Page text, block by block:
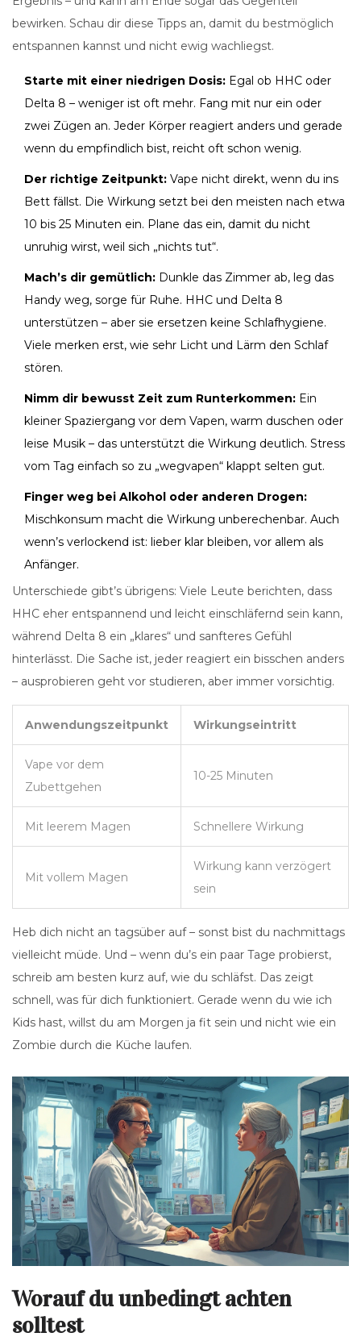
bewirken. Schau dir diese Tipps an, damit du bestmöglich
entspannen kannst und nicht ewig wachliegst.
Starte mit einer niedrigen Dosis: Egal ob HHC oder
Delta 8 – weniger ist oft mehr. Fang mit nur ein oder
zwei Zügen an. Jeder Körper reagiert anders und gerade
wenn du empfindlich bist, reicht oft schon wenig.
Der richtige Zeitpunkt: Vape nicht direkt, wenn du ins
Bett fällst. Die Wirkung setzt bei den meisten nach etwa
10 bis 25 Minuten ein. Plane das ein, damit du nicht
unruhig wirst, weil sich „nichts tut“.
Mach’s dir gemütlich: Dunkle das Zimmer ab, leg das
Handy weg, sorge für Ruhe. HHC und Delta 8
unterstützen – aber sie ersetzen keine Schlafhygiene.
Viele merken erst, wie sehr Licht und Lärm den Schlaf
stören.
Nimm dir bewusst Zeit zum Runterkommen: Ein
kleiner Spaziergang vor dem Vapen, warm duschen oder
leise Musik – das unterstützt die Wirkung deutlich. Stress
vom Tag einfach so zu „wegvapen“ klappt selten gut.
Finger weg bei Alkohol oder anderen Drogen:
Mischkonsum macht die Wirkung unberechenbar. Auch
wenn’s verlockend ist: lieber klar bleiben, vor allem als
Anfänger.
Unterschiede gibt’s übrigens: Viele Leute berichten, dass
HHC eher entspannend und leicht einschläfernd sein kann,
während Delta 8 ein „klares“ und sanfteres Gefühl
hinterlässt. Die Sache ist, jeder reagiert ein bisschen anders
– ausprobieren geht vor studieren, aber immer vorsichtig.
Anwendungszeitpunkt Wirkungseintritt
Vape vor dem
Zubettgehen
10-25 Minuten
Mit leerem Magen Schnellere Wirkung
Mit vollem Magen
Wirkung kann verzögert
sein
Heb dich nicht an tagsüber auf – sonst bist du nachmittags
vielleicht müde. Und – wenn du’s ein paar Tage probierst,
schreib am besten kurz auf, wie du schläfst. Das zeigt
schnell, was für dich funktioniert. Gerade wenn du wie ich
Kids hast, willst du am Morgen ja fit sein und nicht wie ein
Zombie durch die Küche laufen.
Worauf du unbedingt achten
solltest